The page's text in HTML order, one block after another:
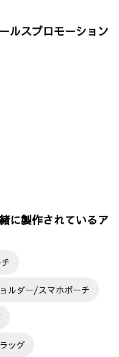
ルスプロモーション
に製作されているア
ルダー/スマホポーチ
ッグ